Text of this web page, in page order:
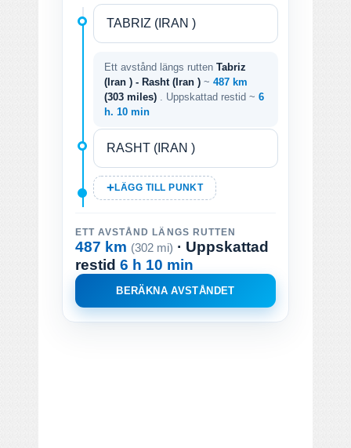
Ett avstånd längs rutten Tabriz
(Iran ) - Rasht (Iran ) ~ 487 km
(303 miles)
. Uppskattad restid ~ 6
h. 10 min
LÄGG TILL PUNKT
ETT AVSTÅND LÄNGS RUTTEN
487 km (302 mi) · Uppskattad
restid 6 h 10 min
BERÄKNA AVSTÅNDET